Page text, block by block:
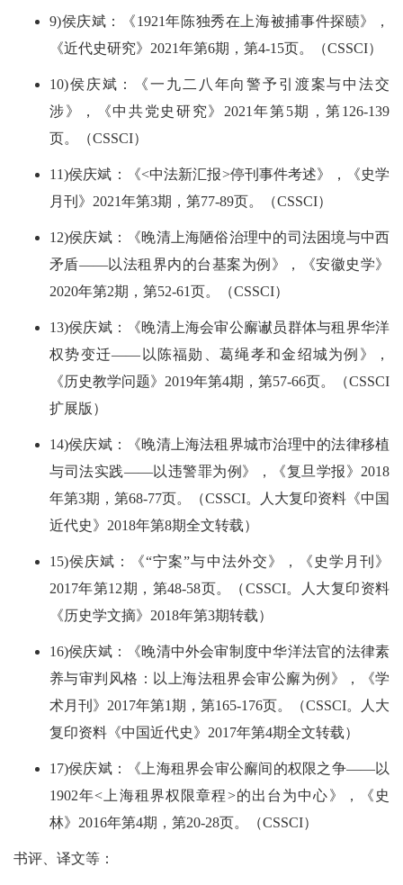
9)侯庆斌：《1921年陈独秀在上海被捕事件探赜》，
《近代史研究》2021年第6期，第4-15页。（CSSCI）
10)侯庆斌：《一九二八年向警予引渡案与中法交
涉》，《中共党史研究》2021年第5期，第126-139
页。（CSSCI）
11)侯庆斌：《<中法新汇报>停刊事件考述》，《史学
月刊》2021年第3期，第77-89页。（CSSCI）
12)侯庆斌：《晚清上海陋俗治理中的司法困境与中西
矛盾——以法租界内的台基案为例》，《安徽史学》
2020年第2期，第52-61页。（CSSCI）
13)侯庆斌：《晚清上海会审公廨谳员群体与租界华洋
权势变迁——以陈福勋、葛绳孝和金绍城为例》，
《历史教学问题》2019年第4期，第57-66页。（CSSCI
扩展版）
14)侯庆斌：《晚清上海法租界城市治理中的法律移植
与司法实践——以违警罪为例》，《复旦学报》2018
年第3期，第68-77页。（CSSCI。人大复印资料《中国
近代史》2018年第8期全文转载）
15)侯庆斌：《“宁案”与中法外交》，《史学月刊》
2017年第12期，第48-58页。（CSSCI。人大复印资料
《历史学文摘》2018年第3期转载）
16)侯庆斌：《晚清中外会审制度中华洋法官的法律素
养与审判风格：以上海法租界会审公廨为例》，《学
术月刊》2017年第1期，第165-176页。（CSSCI。人大
复印资料《中国近代史》2017年第4期全文转载）
17)侯庆斌：《上海租界会审公廨间的权限之争——以
1902年<上海租界权限章程>的出台为中心》，《史
林》2016年第4期，第20-28页。（CSSCI）
书评、译文等：